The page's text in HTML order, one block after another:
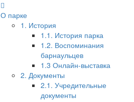
О парке
1. История
1.1. История парка
1.2. Воспоминания
барнаульцев
1.3 Онлайн-выставка
2. Документы
2.1. Учредительные
документы